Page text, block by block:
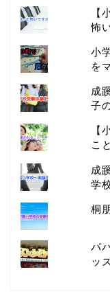
東北旅行でおス
ってみた
旅行
オールインクル
に泊まってきま
【
怖
小
を
成
子
【
こと
成
学
桐
パ
ッ